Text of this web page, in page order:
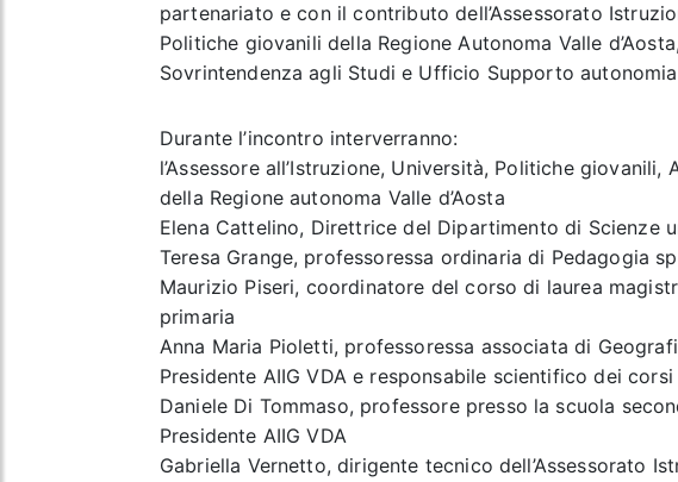
partenariato e con il contributo dell’Assessorato
Politiche giovanili della Regione Autonoma Valle
Sovrintendenza agli Studi e Ufficio Supporto
Durante l’incontro interverranno:
l’Assessore all’Istruzione, Università, Politiche
della Regione autonoma Valle d’Aosta
Elena Cattelino, Direttrice del Dipartimento di Scienze
Teresa Grange, professoressa ordinaria di Pedagogia
Maurizio Piseri, coordinatore del corso di laurea
primaria
Anna Maria Pioletti, professoressa associata di
Presidente AIIG VDA e responsabile scientifico dei
Daniele Di Tommaso, professore presso la scuola
Presidente AIIG VDA
Gabriella Vernetto, dirigente tecnico dell’Assessorato